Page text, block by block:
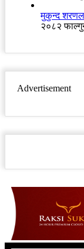
मुकुन्द
२०८२
Advertisement